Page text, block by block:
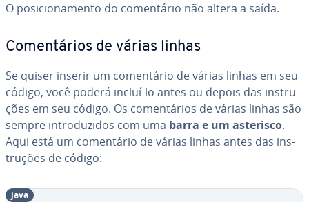
O po­si­ci­o­na­mento do co­men­tá­rio não altera a saída.
Co­men­tá­rios de várias linhas
Se quiser inserir um co­men­tá­rio de várias linhas em seu
código, você poderá incluí-lo antes ou depois das ins­tru­
ções em seu código. Os co­men­tá­rios de várias linhas são
sempre in­tro­du­zi­dos com uma barra e um asterisco.
Aqui está um co­men­tá­rio de várias linhas antes das ins­
tru­ções de código:
java